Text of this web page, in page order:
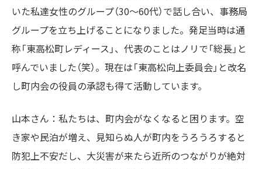
いた私達女性のグループ（30～60代）で話し合い、事務局
グループを立ち上げることになりました。発足当時は通
称「東高松町レディース」、代表のことはノリで「総長」と
呼んでいました（笑）。現在は「東高松向上委員会」と改名
し町内会の役員の承認も得て活動しています。
山本さん：私たちは、町内会がなくなると困ります。空
き家や民泊が増え、見知らぬ人が町内をうろうろすると
防犯上不安だし、大災害が来たら近所のつながりが絶対